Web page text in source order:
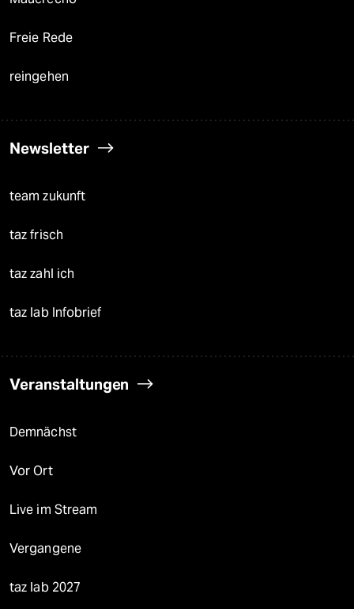
Freie Rede
reingehen
Newsletter
team zukunft
taz frisch
taz zahl ich
taz lab Infobrief
Veranstaltungen
Demnächst
Vor Ort
Live im Stream
Vergangene
taz lab 2027